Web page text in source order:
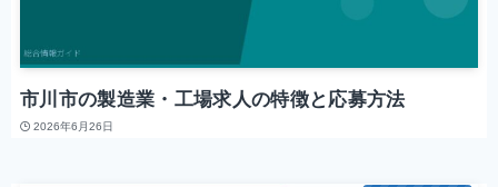
市川市の製造業・工場求人の特徴と応募方法
2026年6月26日